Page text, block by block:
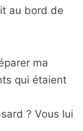
au bord de
ma
qui étaient
? Vous lui